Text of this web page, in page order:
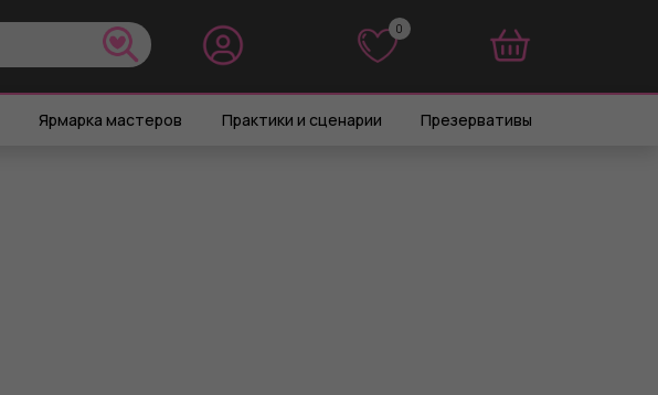
0
Ярмарка мастеров Практики и сценарии Презервативы